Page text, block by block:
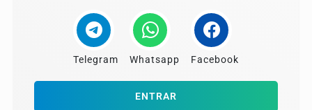
Telegram Whatsapp Facebook
ENTRAR